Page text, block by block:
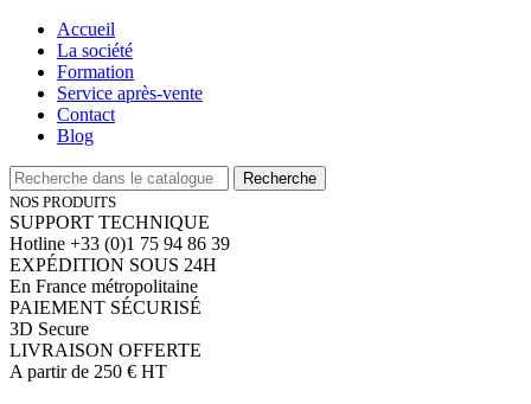
Accueil
La société
Formation
Service après-vente
Contact
Blog
Recherche
NOS PRODUITS
SUPPORT TECHNIQUE
Hotline +33 (0)1 75 94 86 39
EXPÉDITION SOUS 24H
En France métropolitaine
PAIEMENT SÉCURISÉ
3D Secure
LIVRAISON OFFERTE
A partir de 250 € HT